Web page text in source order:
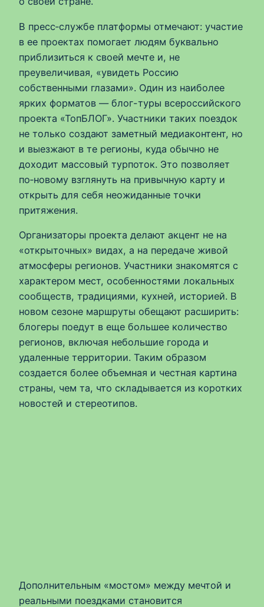
В пресс‑службе платформы отмечают: участие
в ее проектах помогает людям буквально
приблизиться к своей мечте и, не
преувеличивая, «увидеть Россию
собственными глазами». Один из наиболее
ярких форматов — блог-туры всероссийского
проекта «ТопБЛОГ». Участники таких поездок
не только создают заметный медиаконтент, но
и выезжают в те регионы, куда обычно не
доходит массовый турпоток. Это позволяет
по‑новому взглянуть на привычную карту и
открыть для себя неожиданные точки
притяжения.
Организаторы проекта делают акцент не на
«открыточных» видах, а на передаче живой
атмосферы регионов. Участники знакомятся с
характером мест, особенностями локальных
сообществ, традициями, кухней, историей. В
новом сезоне маршруты обещают расширить:
блогеры поедут в еще большее количество
регионов, включая небольшие города и
удаленные территории. Таким образом
создается более объемная и честная картина
страны, чем та, что складывается из коротких
новостей и стереотипов.
Дополнительным «мостом» между мечтой и
реальными поездками становится